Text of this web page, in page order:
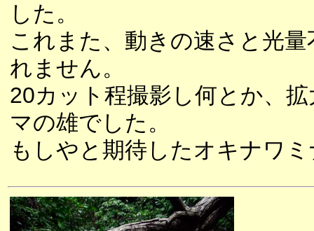
した。
これまた、動きの速さと光
れません。
20カット程撮影し何とか、
マの雄でした。
もしやと期待したオキナワ